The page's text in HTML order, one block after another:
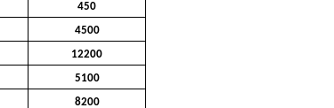
8200
1-3/4"
200
2 Botellas 5"
14.9 x 24 R1